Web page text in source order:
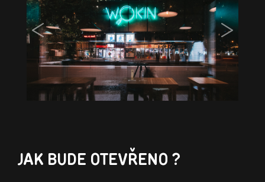
Previous Next
JAK BUDE OTEVŘENO ?